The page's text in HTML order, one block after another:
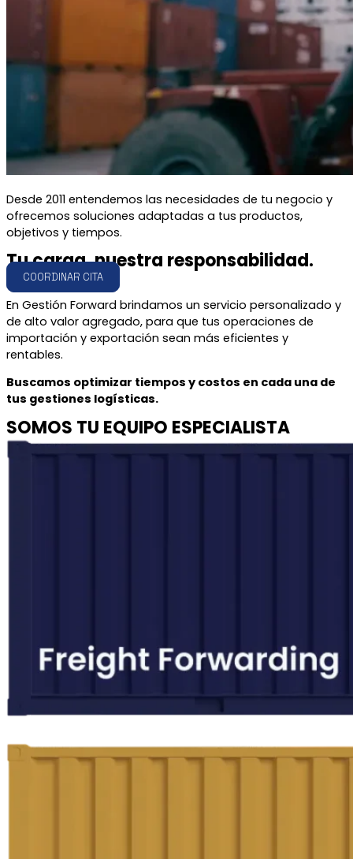
Desde 2011 entendemos las necesidades de tu negocio y
ofrecemos soluciones adaptadas a tus productos,
objetivos y tiempos.
Tu carga,nuestra responsabilidad.
COORDINAR CITA
En Gestión Forward brindamos un servicio personalizado y
de alto valor agregado, para que tus operaciones de
importación y exportación sean más eficientes y
rentables.
Buscamos optimizar tiempos y costos en cada una de
tus gestiones logísticas.
SOMOS TU EQUIPO ESPECIALISTA